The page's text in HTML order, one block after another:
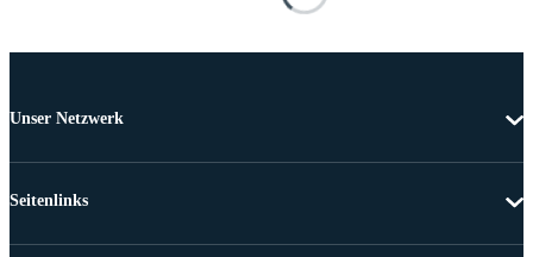
Unser Netzwerk
Seitenlinks